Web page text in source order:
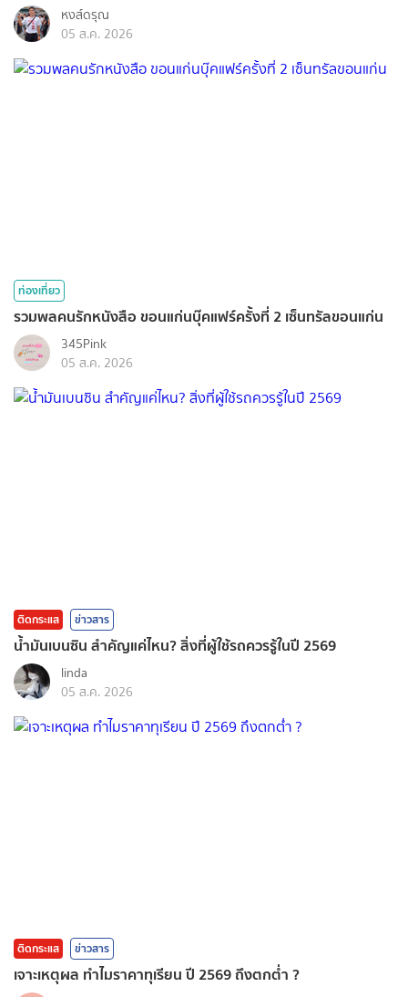
หงส์ดรุณ
05 ส.ค. 2026
ท่องเที่ยว
รวมพลคนรักหนังสือ ขอนแก่นบุ๊คแฟร์ครั้งที่ 2 เซ็นทรัลขอนแก่น
345Pink
05 ส.ค. 2026
ติดกระแส ข่าวสาร
น้ำมันเบนซิน สำคัญแค่ไหน? สิ่งที่ผู้ใช้รถควรรู้ในปี 2569
linda
05 ส.ค. 2026
ติดกระแส ข่าวสาร
เจาะเหตุผล ทำไมราคาทุเรียน ปี 2569 ถึงตกต่ำ ?